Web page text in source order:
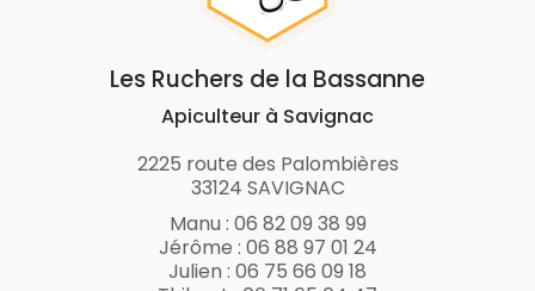
Les Ruchers de la Bassanne
Apiculteur à Savignac
2225 route des Palombières
33124 SAVIGNAC
Manu : 06 82 09 38 99
Jérôme : 06 88 97 01 24
Julien : 06 75 66 09 18